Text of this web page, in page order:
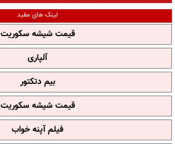
لینک های مفید
قیمت شیشه سکوریت
آلپاری
بیم دتکتور
قیمت شیشه سکوریت
فیلم آپنه خواب